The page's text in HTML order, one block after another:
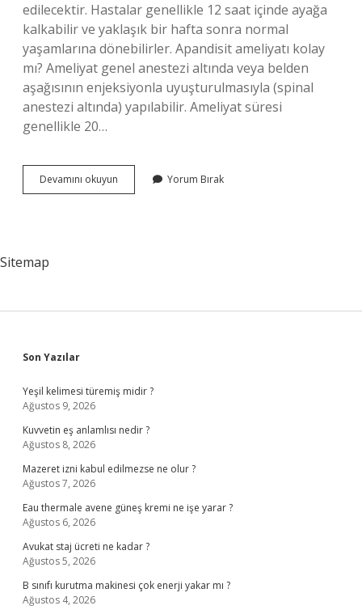
edilecektir. Hastalar genellikle 12 saat içinde ayağa
kalkabilir ve yaklaşık bir hafta sonra normal
yaşamlarına dönebilirler. Apandisit ameliyatı kolay
mı? Ameliyat genel anestezi altında veya belden
aşağısının enjeksiyonla uyuşturulmasıyla (spinal
anestezi altında) yapılabilir. Ameliyat süresi
genellikle 20…
Devamını okuyun Apandisit
Ameliyatı
Yorum Bırak
Sitemap
Sidebar
Son Yazılar
Yeşil kelimesi türemiş midir ?
Ağustos 9, 2026
Kuvvetin eş anlamlısı nedir ?
Ağustos 8, 2026
Mazeret izni kabul edilmezse ne olur ?
Ağustos 7, 2026
Eau thermale avene güneş kremi ne işe yarar ?
Ağustos 6, 2026
Avukat staj ücreti ne kadar ?
Ağustos 5, 2026
B sınıfı kurutma makinesi çok enerji yakar mı ?
Ağustos 4, 2026